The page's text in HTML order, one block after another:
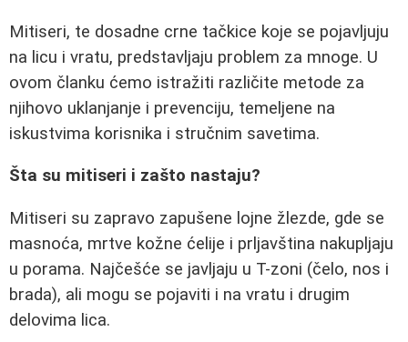
Mitiseri, te dosadne crne tačkice koje se pojavljuju
na licu i vratu, predstavljaju problem za mnoge. U
ovom članku ćemo istražiti različite metode za
njihovo uklanjanje i prevenciju, temeljene na
iskustvima korisnika i stručnim savetima.
Šta su mitiseri i zašto nastaju?
Mitiseri su zapravo zapušene lojne žlezde, gde se
masnoća, mrtve kožne ćelije i prljavština nakupljaju
u porama. Najčešće se javljaju u T-zoni (čelo, nos i
brada), ali mogu se pojaviti i na vratu i drugim
delovima lica.